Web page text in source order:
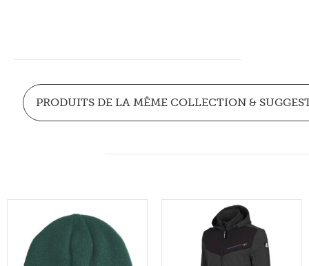
PRODUITS DE LA MÊME COLLECTION &